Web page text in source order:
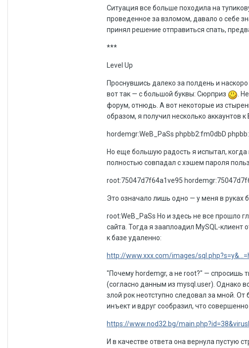
Ситуация все больше походила на
проведенное за взломом, давало о себе
принял решение отправиться спать,
***
Level Up
Проснувшись далеко за полдень и
вот так — с большой буквы: Сюрприз
.
форум, отнюдь. А вот некоторые из
образом, я получил несколько аккаунтов
hordemgr:WeB_PaSs phpbb2:fm0dbD
Но еще большую радость я испытал,
полностью совпадал с хэшем пароля
root:75047d7f64a1ve95
Это означало лишь одно — у меня в руках
root:WeB_PaSs Но и здесь не все прошло
сайта. Тогда я зааплоадил MySQL-клиент
к базе удаленно:
http://www.xxx.com/images/
"Почему hordemgr, а не root?" — спросишь
(согласно данным из mysql.user). Однако
злой рок неотступно следовал за мной.
инъект и вдруг сообразил, что
https://www.nod32.bg/
И в качестве ответа она вернула пустую